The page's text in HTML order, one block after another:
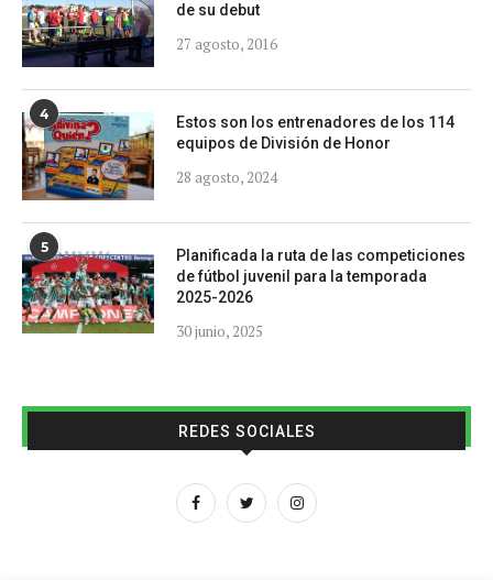
de su debut
27 agosto, 2016
4
Estos son los entrenadores de los 114
equipos de División de Honor
28 agosto, 2024
5
Planificada la ruta de las competiciones
de fútbol juvenil para la temporada
2025-2026
30 junio, 2025
REDES SOCIALES